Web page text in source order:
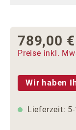
Regulärer Preis:
789,00 €
Preise inkl.
Wir haben
Lieferzeit: